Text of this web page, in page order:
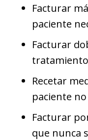
Facturar
paciente
Facturar
Recetar
paciente
Facturar
que nunca